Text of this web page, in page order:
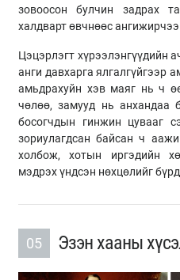
зовоосон булчин задрах
халдварт өвчнөөс
Цэцэрлэгт хүрээлэнгүүдийн
анги давхарга ялгалгүйгээр
амьдрахуйн хэв маяг нь ч
чөлөө, замууд нь анхандаа
босогчдын гинжин цувааг
зориулагдсан байсан ч
холбож, хотын иргэдийн
мэдрэх үндсэн нөхцөлийг
05 Эзэн хааны